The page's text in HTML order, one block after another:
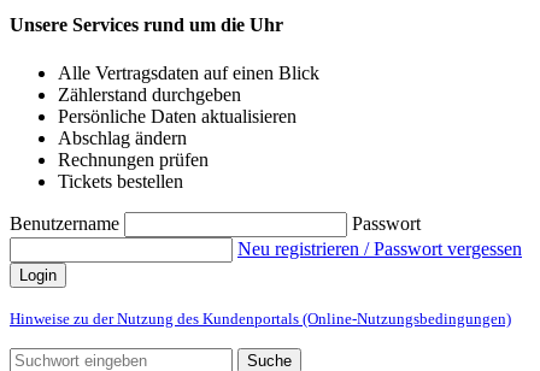
Unsere Services rund um die Uhr
Alle Vertragsdaten auf einen Blick
Zählerstand durchgeben
Persönliche Daten aktualisieren
Abschlag ändern
Rechnungen prüfen
Tickets bestellen
Benutzername
Passwort
Neu registrieren / Passwort vergessen
Login
Hinweise zu der Nutzung des Kundenportals (Online-Nutzungsbedingungen)
Suche